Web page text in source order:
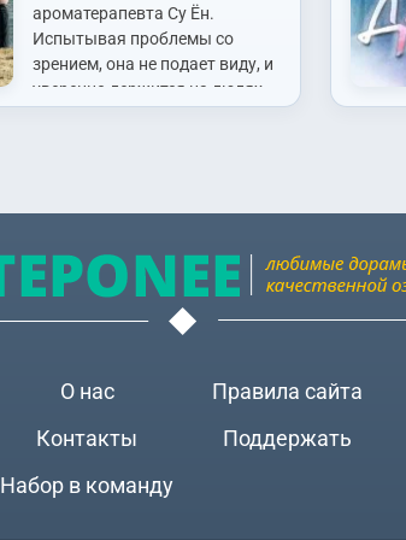
ароматерапевта Су Ён.
Испытывая проблемы со
зрением, она не подает виду, и
уверенно держится на людях.
О нас
Контакты
Набор в команду
Правила сайта
Поддержать